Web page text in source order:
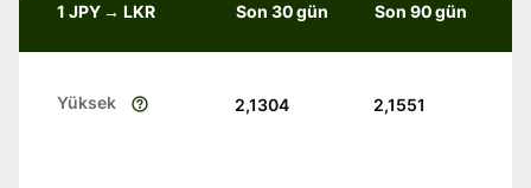
1 JPY → LKR Son 30 gün Son 90 gün
Yüksek 2,1304 2,1551